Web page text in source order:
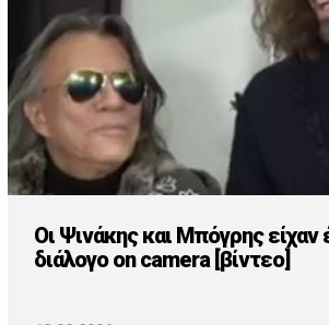
Οι Ψινάκης και Μπόγρης είχαν
διάλογο on camera [βίντεο]